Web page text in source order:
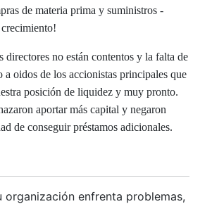
de materia prima y suministros -
crecimiento!
directores no están contentos y la falta de
a oidos de los accionistas principales que
posición de liquidez y muy pronto.
aportar más capital y negaron
de conseguir préstamos adicionales.
organización enfrenta problemas,